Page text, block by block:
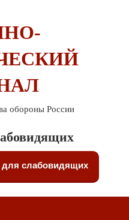
обороны России
слабовидящих